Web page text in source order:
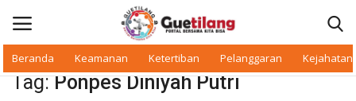
Beranda Keamanan Ketertiban Pelanggaran Kejahatan
Masuk Daftar
Tag: Ponpes Diniyah Putri